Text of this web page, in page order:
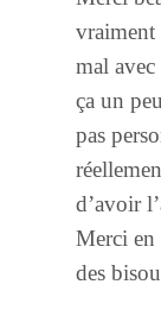
vraiment
mal
ça un
pas
d’avoir
Merci en
des